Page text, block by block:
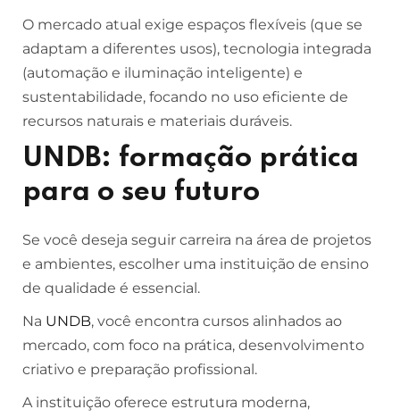
O mercado atual exige espaços flexíveis (que se
adaptam a diferentes usos), tecnologia integrada
(automação e iluminação inteligente) e
sustentabilidade, focando no uso eficiente de
recursos naturais e materiais duráveis.
UNDB: formação prática
para o seu futuro
Se você deseja seguir carreira na área de projetos
e ambientes, escolher uma instituição de ensino
de qualidade é essencial.
Na UNDB, você encontra cursos alinhados ao
mercado, com foco na prática, desenvolvimento
criativo e preparação profissional.
A instituição oferece estrutura moderna,